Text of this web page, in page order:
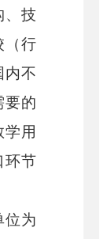
、技
（行
内不
要的
用
环节
位为